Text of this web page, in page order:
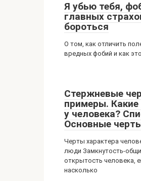
Я убью тебя,
главных
бороться
О том, как отличить
вредных фобий и как
Стержневые
примеры.
у человека?
Основные
Черты характера
люди Замкнутость-
открытость человека,
насколько